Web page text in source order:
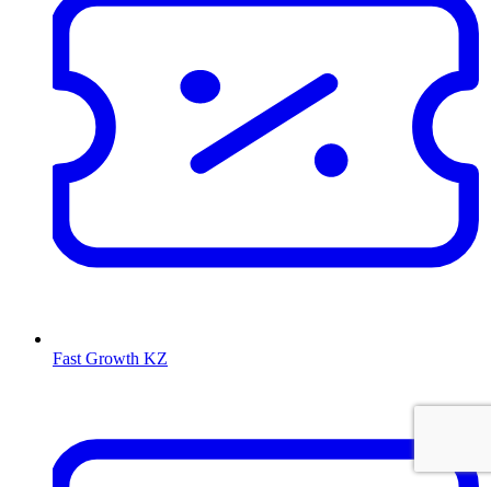
Fast Growth KZ